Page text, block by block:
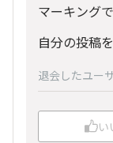
マーキング
自分の投稿
退会したユー
い